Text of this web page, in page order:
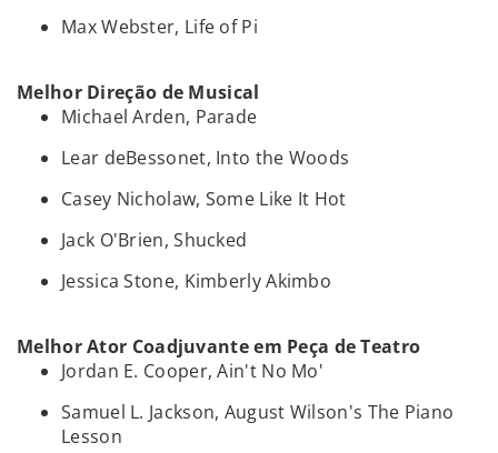
Max Webster, Life of Pi
Melhor Direção de Musical
Michael Arden, Parade
Lear deBessonet, Into the Woods
Casey Nicholaw, Some Like It Hot
Jack O'Brien, Shucked
Jessica Stone, Kimberly Akimbo
Melhor Ator Coadjuvante em Peça de Teatro
Jordan E. Cooper, Ain't No Mo'
Samuel L. Jackson, August Wilson's The Piano
Lesson